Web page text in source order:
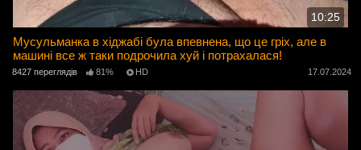
10:25
Мусульманка в хіджабі була впевнена, що це гріх, але в
машині все ж таки подрочила хуй і потрахалася!
8427 переглядів 81% HD 17.07.2024